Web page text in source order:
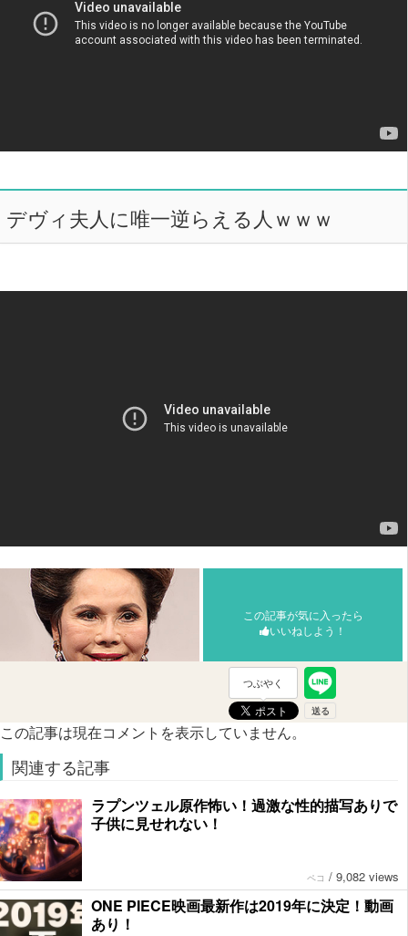
デヴィ夫人に唯一逆らえる人ｗｗｗ
この記事が気に入ったら
いいねしよう！
つぶやく
この記事は現在コメントを表示していません。
関連する記事
ラプンツェル原作怖い！過激な性的描写ありで
子供に見せれない！
ペコ / 9,082 views
ONE PIECE映画最新作は2019年に決定！動画
あり！